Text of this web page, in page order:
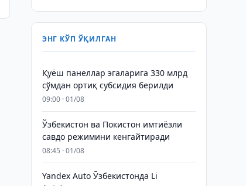
ЭНГ КЎП ЎҚИЛГАН
Қуёш панеллар эгаларига 330 млрд
сўмдан ортиқ субсидия берилди
09:00 · 01/08
Ўзбекистон ва Покистон имтиёзли
савдо режимини кенгайтиради
08:45 · 01/08
Yandex Auto Ўзбекистонда Li